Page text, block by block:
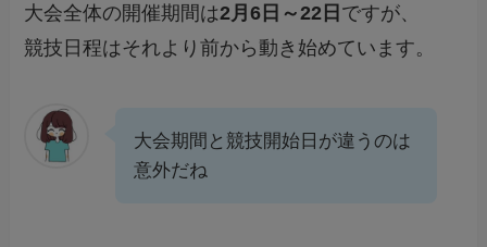
大会全体の開催期間は2月6日～22日 ですが、
競技日程はそれより前から動き始めています。
大会期間と競技開始日が違うのは
意外だね